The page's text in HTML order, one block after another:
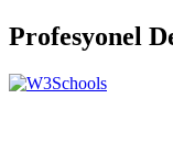
Profesyonel